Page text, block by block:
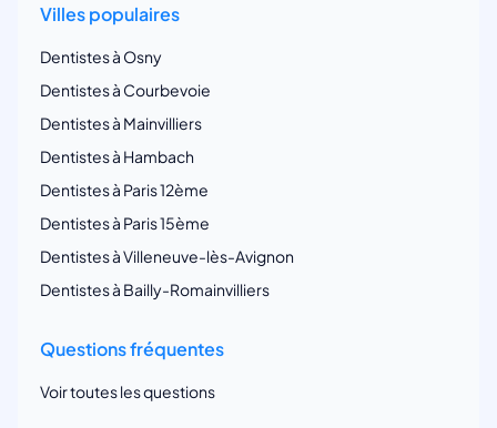
Villes populaires
Dentistes à Osny
Dentistes à Courbevoie
Dentistes à Mainvilliers
Dentistes à Hambach
Dentistes à Paris 12ème
Dentistes à Paris 15ème
Dentistes à Villeneuve-lès-Avignon
Dentistes à Bailly-Romainvilliers
Questions fréquentes
Voir toutes les questions